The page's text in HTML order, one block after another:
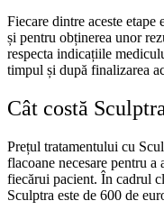
Fiecare dintre aceste etape
și pentru obținerea unor
respecta indicațiile
timpul și după finalizarea
Cât costă
Prețul tratamentului cu
flacoane necesare pentru
fiecărui pacient. În cadrul
Sculptra este de 600 de